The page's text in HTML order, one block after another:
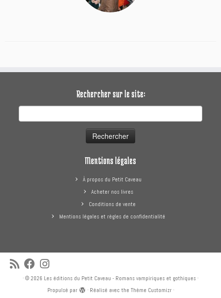
Rechercher sur le site:
Mentions légales
À propos du Petit Caveau
Acheter nos livres
Conditions de vente
Mentions légales et règles de confidentialité
· © 2026 Les éditions du Petit Caveau - Romans vampiriques et gothiques ·
Propulsé par
· Réalisé avec the Thème Customizr·